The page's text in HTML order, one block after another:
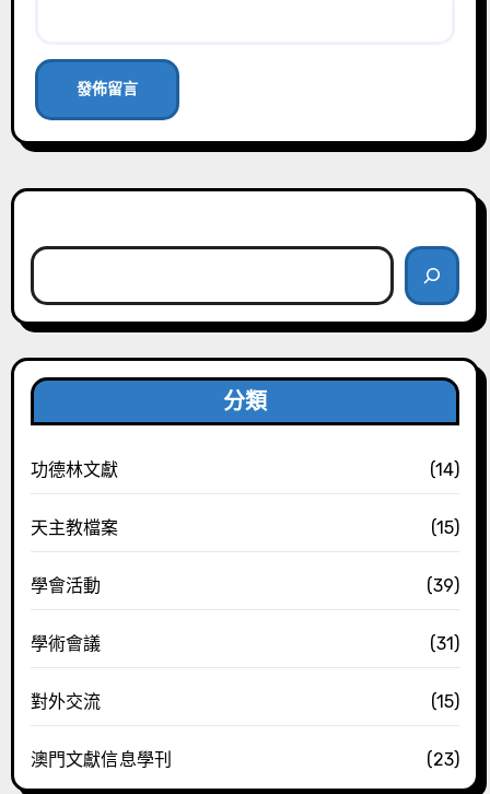
分類
功德林文獻 (14)
天主教檔案 (15)
學會活動 (39)
學術會議 (31)
對外交流 (15)
澳門文獻信息學刊 (23)